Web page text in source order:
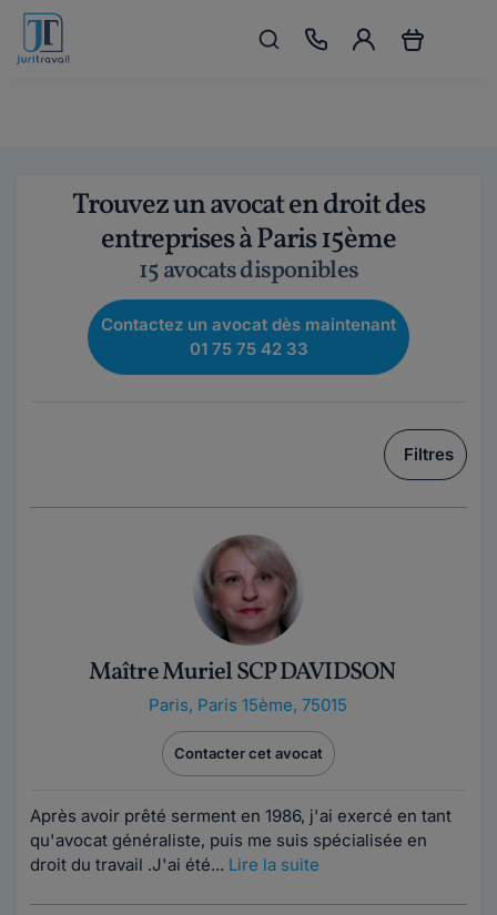
Trouvez un avocat en droit des
entreprises à Paris 15ème
15 avocats disponibles
Contactez un avocat dès maintenant
01 75 75 42 33
Filtres
Maître Muriel SCP DAVIDSON
Paris, Paris 15ème, 75015
Contacter cet avocat
Après avoir prêté serment en 1986, j'ai exercé en tant
qu'avocat généraliste, puis me suis spécialisée en
droit du travail .J'ai été... Lire la suite